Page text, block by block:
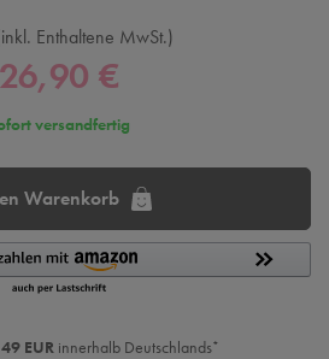
inkl. Enthaltene MwSt.
26,90 €
versandfertig
Warenkorb
EUR innerhalb Deutschlands*